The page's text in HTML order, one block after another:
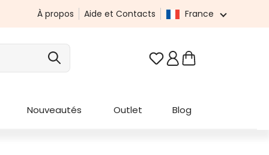
À propos Aide et Contacts France
Vous avez 0 articles
Nouveautés Outlet Blog